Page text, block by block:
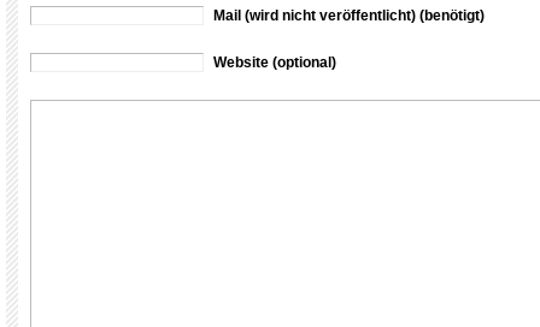
Mail (wird nicht veröffentlicht) (benötigt)
Website (optional)